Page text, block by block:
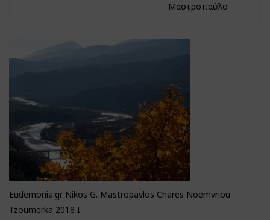
Μαστροπαύλο
Eudemonia.gr Nikos G. Mastropavlos Chares Noemvriou
Tzoumerka 2018 I